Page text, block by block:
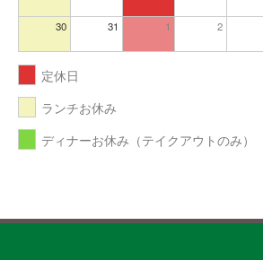
30 31 1 2
定休日
ランチお休み
ディナーお休み（テイクアウトのみ）